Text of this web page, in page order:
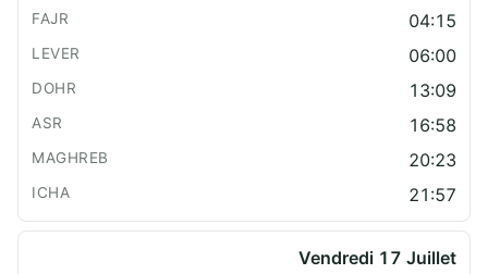
04:15
06:00
13:09
16:58
20:23
21:57
Vendredi 17 Juillet